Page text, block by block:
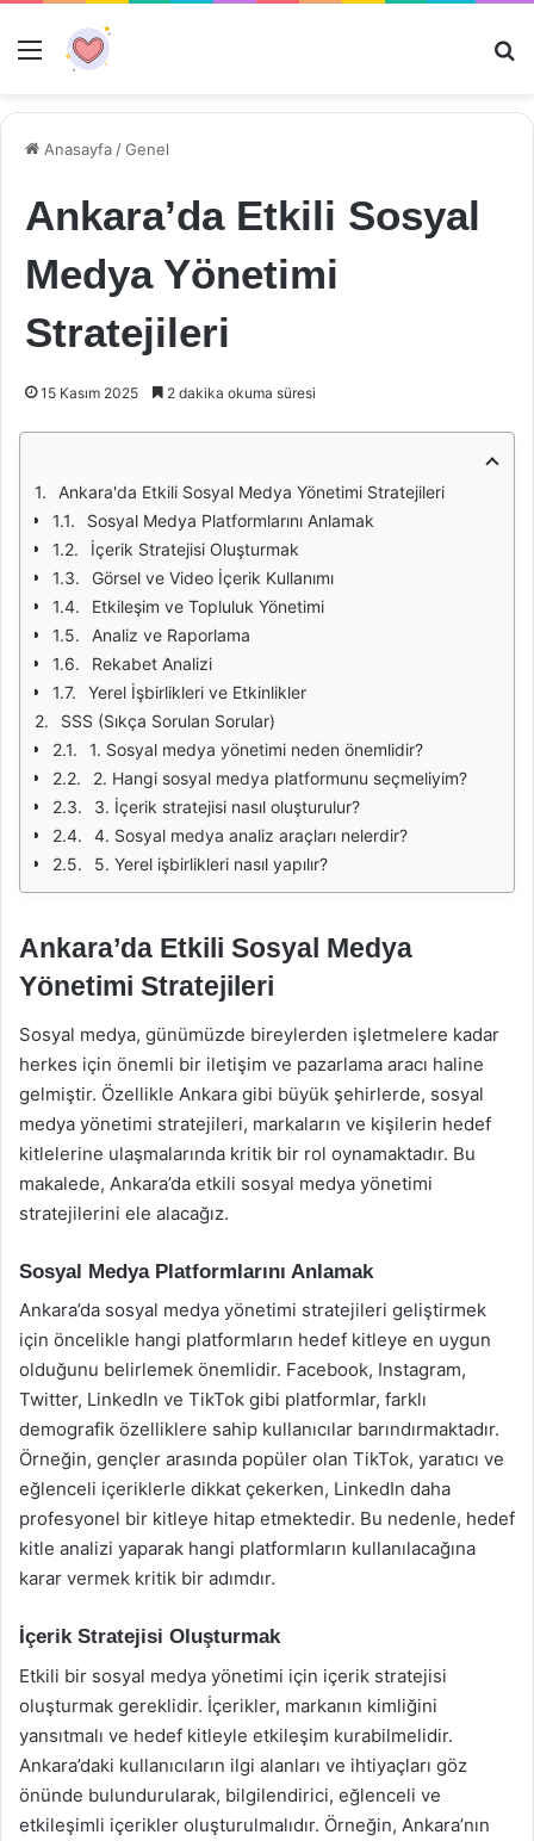
Menü
Anasayfa /Genel
Ankara’da Etkili Sosyal
Medya Yönetimi
Stratejileri
15 Kasım 2025 2 dakika okuma süresi
Ankara'da Etkili Sosyal Medya Yönetimi Stratejileri
Sosyal Medya Platformlarını Anlamak
İçerik Stratejisi Oluşturmak
Görsel ve Video İçerik Kullanımı
Etkileşim ve Topluluk Yönetimi
Analiz ve Raporlama
Rekabet Analizi
Yerel İşbirlikleri ve Etkinlikler
SSS (Sıkça Sorulan Sorular)
1. Sosyal medya yönetimi neden önemlidir?
2. Hangi sosyal medya platformunu seçmeliyim?
3. İçerik stratejisi nasıl oluşturulur?
4. Sosyal medya analiz araçları nelerdir?
5. Yerel işbirlikleri nasıl yapılır?
Ankara’da Etkili Sosyal Medya
Yönetimi Stratejileri
Sosyal medya, günümüzde bireylerden işletmelere kadar
herkes için önemli bir iletişim ve pazarlama aracı haline
gelmiştir. Özellikle Ankara gibi büyük şehirlerde, sosyal
medya yönetimi stratejileri, markaların ve kişilerin hedef
kitlelerine ulaşmalarında kritik bir rol oynamaktadır. Bu
makalede, Ankara’da etkili sosyal medya yönetimi
stratejilerini ele alacağız.
Sosyal Medya Platformlarını Anlamak
Ankara’da sosyal medya yönetimi stratejileri geliştirmek
için öncelikle hangi platformların hedef kitleye en uygun
olduğunu belirlemek önemlidir. Facebook, Instagram,
Twitter, LinkedIn ve TikTok gibi platformlar, farklı
demografik özelliklere sahip kullanıcılar barındırmaktadır.
Örneğin, gençler arasında popüler olan TikTok, yaratıcı ve
eğlenceli içeriklerle dikkat çekerken, LinkedIn daha
profesyonel bir kitleye hitap etmektedir. Bu nedenle, hedef
kitle analizi yaparak hangi platformların kullanılacağına
karar vermek kritik bir adımdır.
İçerik Stratejisi Oluşturmak
Etkili bir sosyal medya yönetimi için içerik stratejisi
oluşturmak gereklidir. İçerikler, markanın kimliğini
yansıtmalı ve hedef kitleyle etkileşim kurabilmelidir.
Ankara’daki kullanıcıların ilgi alanları ve ihtiyaçları göz
önünde bulundurularak, bilgilendirici, eğlenceli ve
etkileşimli içerikler oluşturulmalıdır. Örneğin, Ankara’nın